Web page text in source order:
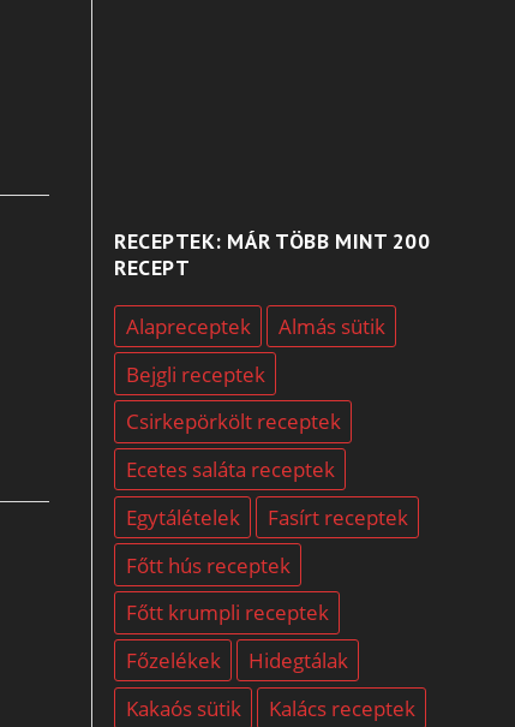
RECEPTEK: MÁR TÖBB MINT 200
RECEPT
Alapreceptek
Almás sütik
Bejgli receptek
Csirkepörkölt receptek
Ecetes saláta receptek
Egytálételek
Fasírt receptek
Főtt hús receptek
Főtt krumpli receptek
Főzelékek
Hidegtálak
Kakaós sütik
Kalács receptek